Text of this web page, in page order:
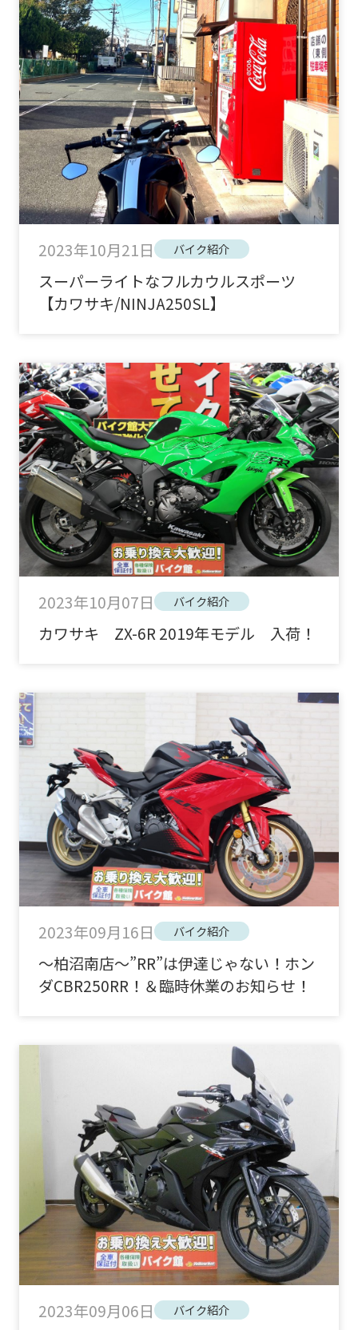
2023年10月21日 バイク紹介
スーパーライトなフルカウルスポーツ
【カワサキ/NINJA250SL】
2023年10月07日 バイク紹介
カワサキ ZX-6R 2019年モデル 入荷！
2023年09月16日 バイク紹介
～柏沼南店～”RR”は伊達じゃない！ホン
ダCBR250RR！＆臨時休業のお知らせ！
2023年09月06日 バイク紹介